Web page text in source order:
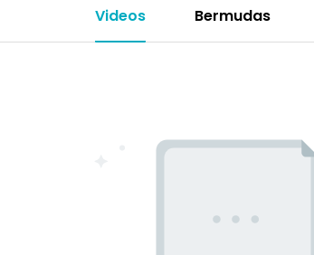
Videos Bermudas